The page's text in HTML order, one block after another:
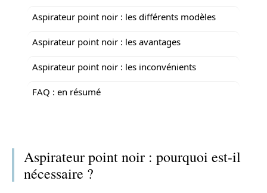
Aspirateur point noir : les différents modèles
Aspirateur point noir : les avantages
Aspirateur point noir : les inconvénients
FAQ : en résumé
Aspirateur point noir : pourquoi est-il
nécessaire ?